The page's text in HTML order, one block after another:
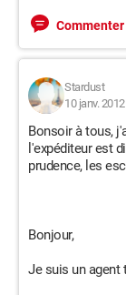
Commenter
Stardust
10 janv.
Bonsoir à tous,
l'expéditeur est
prudence, les
Bonjour,
Je suis un agent